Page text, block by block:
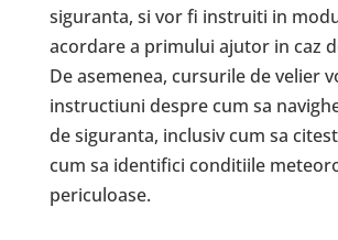
siguranta, si vor fi instruiti in
acordare a primului ajutor in caz
De asemenea, cursurile de velier
instructiuni despre cum sa
de siguranta, inclusiv cum sa
cum sa identifici conditiile
periculoase.